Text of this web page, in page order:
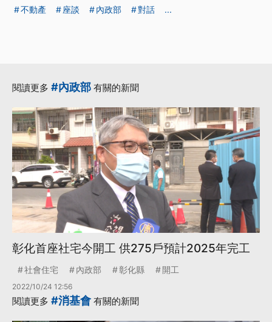
不動產 座談 內政部 對話 ...
閱讀更多 #內政部 有關的新聞
彰化首座社宅今開工 供275戶預計2025年完工
社會住宅 內政部 彰化縣 開工
2022/10/24 12:56
閱讀更多 #消基會 有關的新聞